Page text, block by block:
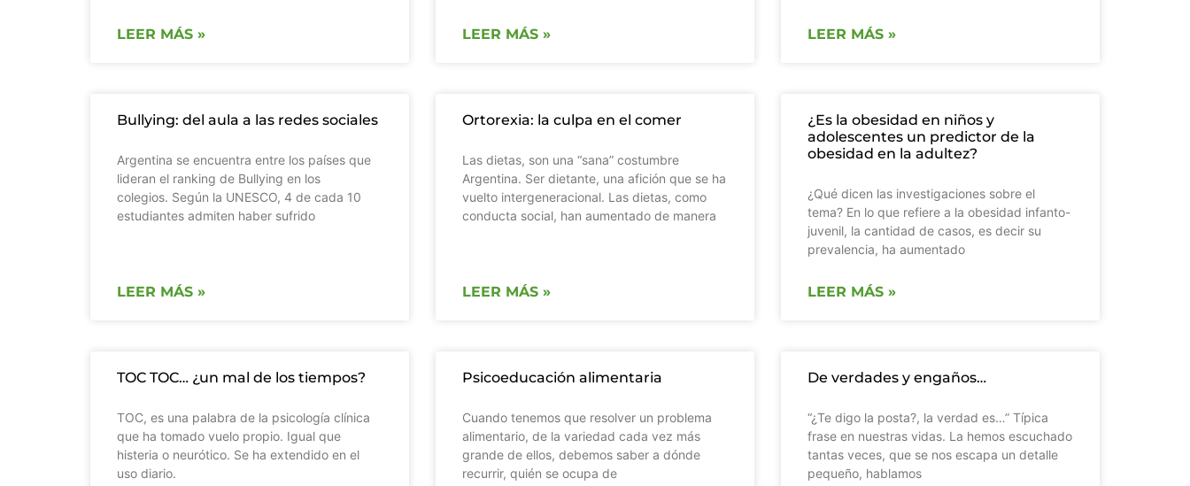
LEER MÁS » LEER MÁS » LEER MÁS »
Bullying: del aula a las redes sociales
Argentina se encuentra entre los países que
lideran el ranking de Bullying en los
colegios. Según la UNESCO, 4 de cada 10
estudiantes admiten haber sufrido
LEER MÁS »
Ortorexia: la culpa en el comer
Las dietas, son una “sana” costumbre
Argentina. Ser dietante, una afición que se ha
vuelto intergeneracional. Las dietas, como
conducta social, han aumentado de manera
LEER MÁS »
¿Es la obesidad en niños y
adolescentes un predictor de la
obesidad en la adultez?
¿Qué dicen las investigaciones sobre el
tema? En lo que refiere a la obesidad infanto-
juvenil, la cantidad de casos, es decir su
prevalencia, ha aumentado
LEER MÁS »
TOC TOC… ¿un mal de los tiempos?
TOC, es una palabra de la psicología clínica
que ha tomado vuelo propio. Igual que
histeria o neurótico. Se ha extendido en el
uso diario.
Psicoeducación alimentaria
Cuando tenemos que resolver un problema
alimentario, de la variedad cada vez más
grande de ellos, debemos saber a dónde
recurrir, quién se ocupa de
De verdades y engaños…
“¿Te digo la posta?, la verdad es…” Típica
frase en nuestras vidas. La hemos escuchado
tantas veces, que se nos escapa un detalle
pequeño, hablamos